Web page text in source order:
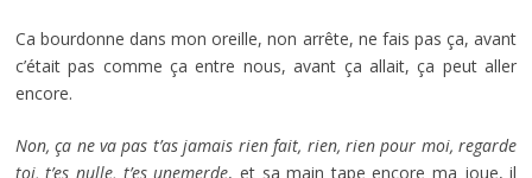
Ca bourdonne dans mon oreille, non arrête, ne fais pas ça, avant
c’était pas comme ça entre nous, avant ça allait, ça peut aller
encore.
Non, ça ne va pas t’as jamais rien fait, rien, rien pour moi, regarde
toi, t’es nulle, t’es unemerde, et sa main tape encore ma joue, il